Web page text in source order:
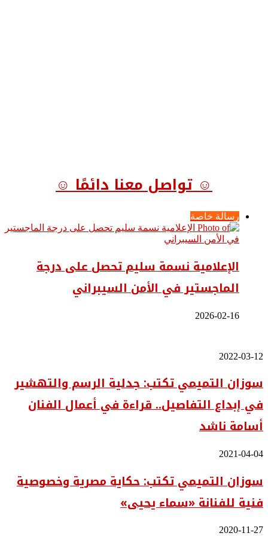
☺ تواصل معنا دائمًا ☺
رسالة خاصة
الإعلامية نسمة سليم تحصل على درجة
الماجستير في الأمن السيبراني
2026-02-16
سوزان
تكتب:
جدلية
الرسم
والتهشير
في
قراءة
أعمال
أسامة
2022-03-12
سوزان التميمي تكتب: جدلية الرسم والتهشير
في إبداع التفاصيل.. قراءة في أعمال الفنان
أسامة ناشد
سوزان
تكتب:
حكاية
مصرية
وخصوصية
للفنانة
2021-04-04
سوزان التميمي تكتب: حكاية مصرية وخصوصية
فنية للفنانة «سماء يحيى»
سوزان
2020-11-27